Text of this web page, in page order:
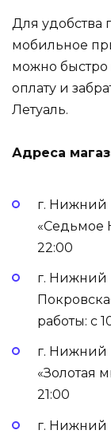
Для удобства
мобильное
можно
оплату и
Летуаль.
Адреса
г. Нижний
«Седьмое
22:00
г. Нижний
работы: с
г. Нижний
«Золотая
21:00
г. Нижний